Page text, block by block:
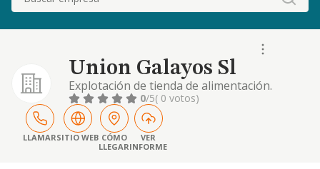
Union Galayos Sl
Explotación de tienda de alimentación.
0/5( 0 votos)
LLAMARSITIO WEB CÓMO
LLEGAR
VER
INFORME